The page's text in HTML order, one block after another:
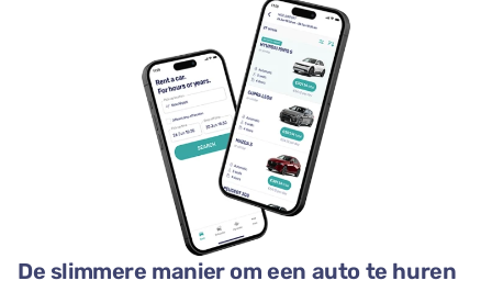
De slimmere manier om een auto te huren